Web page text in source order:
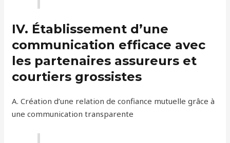
IV. Établissement d’une
communication efficace avec
les partenaires assureurs et
courtiers grossistes
A. Création d’une relation de confiance mutuelle grâce à
une communication transparente